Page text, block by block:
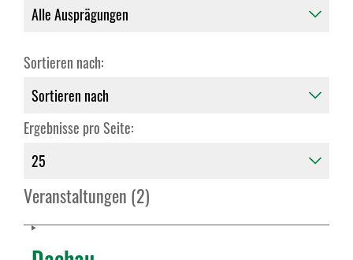
Sortieren nach:
Ergebnisse pro Seite:
Veranstaltungen (2)